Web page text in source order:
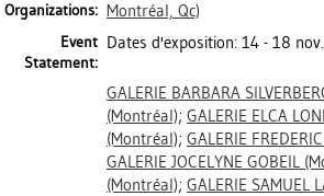
Organizations: Montréal, Qc)
Event
Statement:
Dates d'exposition: 14 - 18
GALERIE BARBARA
(Montréal); GALERIE ELCA
(Montréal); GALERIE
GALERIE JOCELYNE GOBEIL
(Montréal); GALERIE SAMUEL